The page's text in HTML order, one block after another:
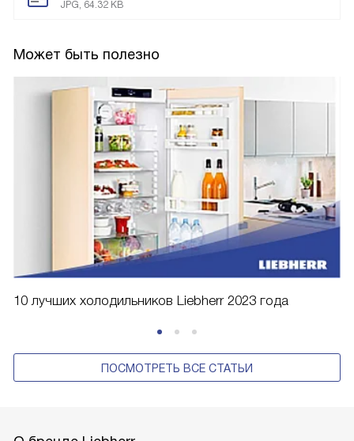
JPG, 64.32 KB
Может быть полезно
10 лучших холодильников Liebherr 2023 года
ПОСМОТРЕТЬ ВСЕ СТАТЬИ